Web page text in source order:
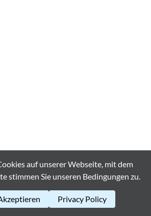
auf unserer Webseite, mit dem
stimmen Sie unseren Bedingungen zu.
Privacy Policy